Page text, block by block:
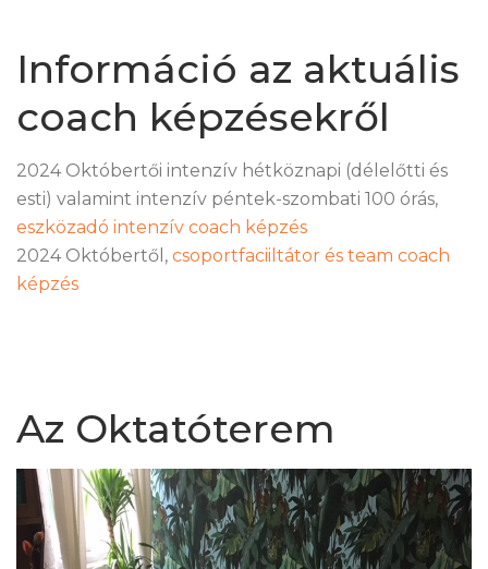
Információ az aktuális
coach képzésekről
2024 Októbertői intenzív hétköznapi (délelőtti és
esti) valamint intenzív péntek-szombati 100 órás,
eszközadó intenzív coach képzés
2024 Októbertől, csoportfaciiltátor és team coach
képzés
Az Oktatóterem